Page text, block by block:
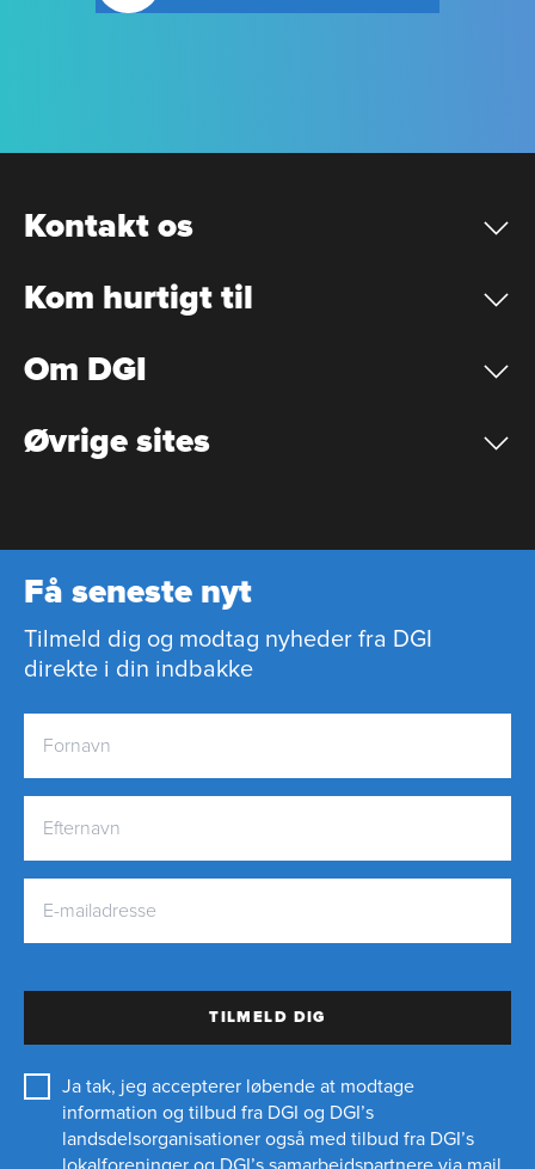
Kontakt os
Kom hurtigt til
Om DGI
Øvrige sites
Få seneste nyt
Tilmeld dig og modtag nyheder fra DGI
direkte i din indbakke
TILMELD DIG
Ja tak, jeg accepterer løbende at modtage
information og tilbud fra DGI og DGI’s
landsdelsorganisationer også med tilbud fra DGI’s